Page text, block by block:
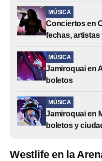
MÚSICA
Conciertos en
fechas, artistas
MÚSICA
Jamiroquai en
boletos
MÚSICA
Jamiroquai en
boletos y
Westlife en la